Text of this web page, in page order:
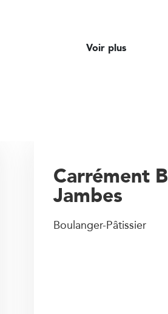
Voir plus
Carrément
Jambes
Boulanger-Pâtissier